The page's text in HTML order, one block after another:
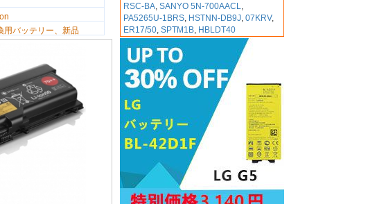
用バッテリー、新品
RSC-BA,SANYO 5N-700AACL,
PA5265U-1BRS, HSTNN-DB9J,07KRV,
ER17/50,SPTM1B, HBLDT40